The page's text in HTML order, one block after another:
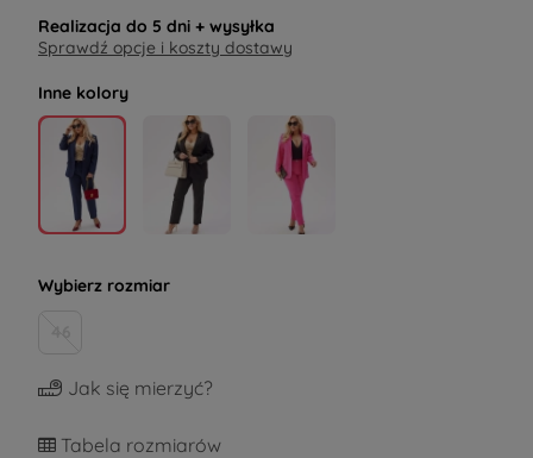
Realizacja do 5 dni + wysyłka
Sprawdź opcje i koszty dostawy
Inne kolory
Wybierz rozmiar
Jak się mierzyć?
Tabela rozmiarów